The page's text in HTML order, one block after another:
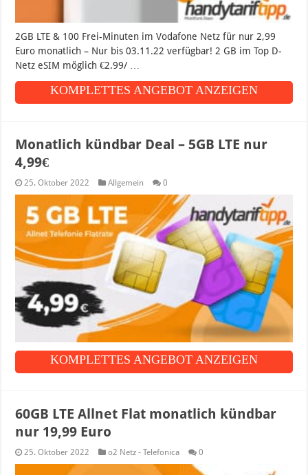
2GB LTE & 100 Frei-Minuten im Vodafone Netz für nur 2,99
Euro monatlich – Nur bis 03.11.22 verfügbar! 2 GB im Top D-
Netz eSIM möglich €2.99/ …
KOMPLETTES ANGEBOT ANZEIGEN
Monatlich kündbar Deal – 5GB LTE nur
4,99€
25. Oktober 2022 Allgemein 0
KOMPLETTES ANGEBOT ANZEIGEN
60GB LTE Allnet Flat monatlich kündbar
nur 19,99 Euro
25. Oktober 2022 o2 Netz - Telefonica 0